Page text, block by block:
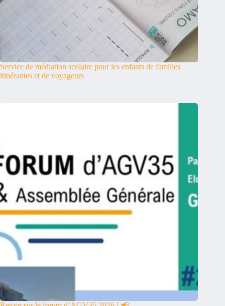
Service de médiation scolaire pour les enfants de familles
itinérantes et de voyageurs